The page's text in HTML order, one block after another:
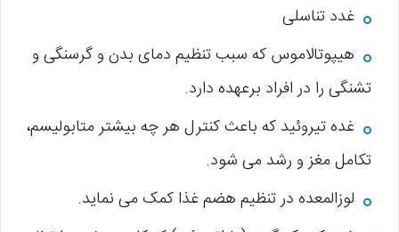
غدد تناسلی
هیپوتالاموس که سبب تنظیم دمای بدن و گرسنگی و
تشنگی را در افراد برعهده دارد.
غده تیروئید که باعث کنترل هر چه بیشتر متابولیسم،
تکامل مغز و رشد می شود.
لوزالمعده در تنظیم هضم غذا کمک می نماید.